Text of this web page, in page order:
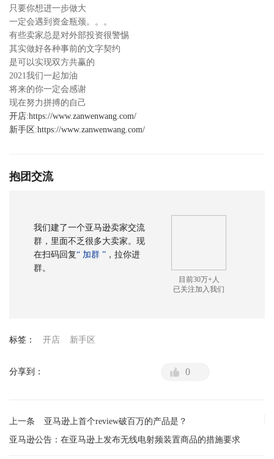
只要你想进一步做大
一定会遇到资金瓶颈。。。
有些卖家总是对外部投资很警惕
其实做好各种事前的文字契约
是可以实现双方共赢的
2021我们一起加油
将来的你一定会感谢
现在努力拼搏的自己
开店:https://www.zanwenwang.com/
新手区 :https://www.zanwenwang.com/
抱团交流
我们建了一个亚马逊卖家交流
群，里面不乏很多大卖家。现
在扫码回复“ 加群 ” ，拉你进
群。
目前30万+人
已关注加入我们
标签： 开店 新手区
分享到： 0
亚马逊上首个review破百万的产品是？
上一条
亚马逊公告：在亚马逊上发布无线电射频装置商品的措施要求